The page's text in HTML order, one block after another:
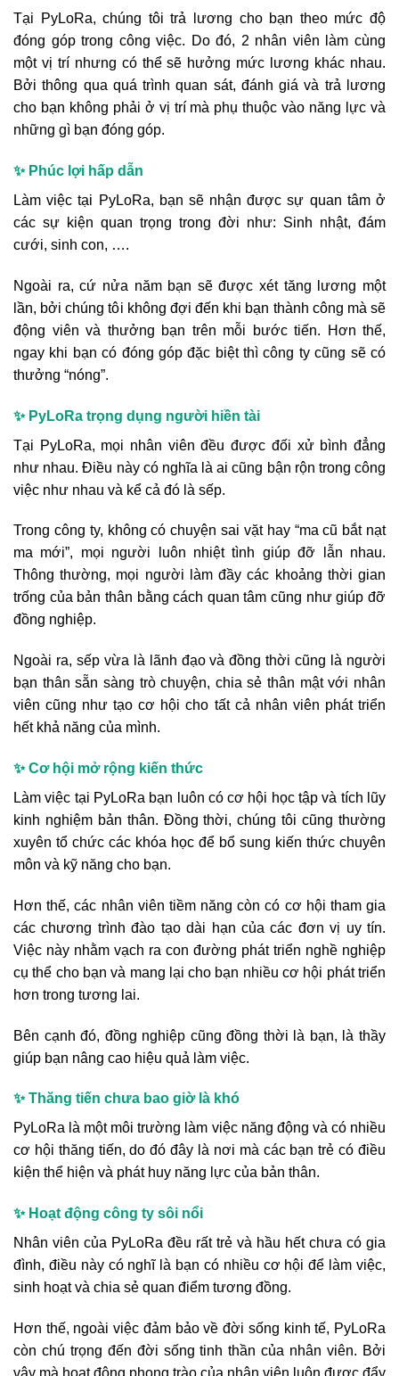
Tại PyLoRa, chúng tôi trả lương cho bạn theo mức độ
đóng góp trong công việc. Do đó, 2 nhân viên làm cùng
một vị trí nhưng có thể sẽ hưởng mức lương khác nhau.
Bởi thông qua quá trình quan sát, đánh giá và trả lương
cho bạn không phải ở vị trí mà phụ thuộc vào năng lực và
những gì bạn đóng góp.
✨ Phúc lợi hấp dẫn
Làm việc tại PyLoRa, bạn sẽ nhận được sự quan tâm ở
các sự kiện quan trọng trong đời như: Sinh nhật, đám
cưới, sinh con, ….
Ngoài ra, cứ nửa năm bạn sẽ được xét tăng lương một
lần, bởi chúng tôi không đợi đến khi bạn thành công mà sẽ
động viên và thưởng bạn trên mỗi bước tiến. Hơn thế,
ngay khi bạn có đóng góp đặc biệt thì công ty cũng sẽ có
thưởng “nóng”.
✨ PyLoRa trọng dụng người hiền tài
Tại PyLoRa, mọi nhân viên đều được đối xử bình đẳng
như nhau. Điều này có nghĩa là ai cũng bận rộn trong công
việc như nhau và kể cả đó là sếp.
Trong công ty, không có chuyện sai vặt hay “ma cũ bắt nạt
ma mới”, mọi người luôn nhiệt tình giúp đỡ lẫn nhau.
Thông thường, mọi người làm đầy các khoảng thời gian
trống của bản thân bằng cách quan tâm cũng như giúp đỡ
đồng nghiệp.
Ngoài ra, sếp vừa là lãnh đạo và đồng thời cũng là người
bạn thân sẵn sàng trò chuyện, chia sẻ thân mật với nhân
viên cũng như tạo cơ hội cho tất cả nhân viên phát triển
hết khả năng của mình.
✨ Cơ hội mở rộng kiến thức
Làm việc tại PyLoRa bạn luôn có cơ hội học tập và tích lũy
kinh nghiệm bản thân. Đồng thời, chúng tôi cũng thường
xuyên tổ chức các khóa học để bổ sung kiến thức chuyên
môn và kỹ năng cho bạn.
Hơn thế, các nhân viên tiềm năng còn có cơ hội tham gia
các chương trình đào tạo dài hạn của các đơn vị uy tín.
Việc này nhằm vạch ra con đường phát triển nghề nghiệp
cụ thể cho bạn và mang lại cho bạn nhiều cơ hội phát triển
hơn trong tương lai.
Bên cạnh đó, đồng nghiệp cũng đồng thời là bạn, là thầy
giúp bạn nâng cao hiệu quả làm việc.
✨ Thăng tiến chưa bao giờ là khó
PyLoRa là một môi trường làm việc năng động và có nhiều
cơ hội thăng tiến, do đó đây là nơi mà các bạn trẻ có điều
kiện thể hiện và phát huy năng lực của bản thân.
✨ Hoạt động công ty sôi nổi
Nhân viên của PyLoRa đều rất trẻ và hầu hết chưa có gia
đình, điều này có nghĩ là bạn có nhiều cơ hội để làm việc,
sinh hoạt và chia sẻ quan điểm tương đồng.
Hơn thế, ngoài việc đảm bảo về đời sống kinh tế, PyLoRa
còn chú trọng đến đời sống tinh thần của nhân viên. Bởi
vậy mà hoạt động phong trào của nhân viên luôn được đẩy